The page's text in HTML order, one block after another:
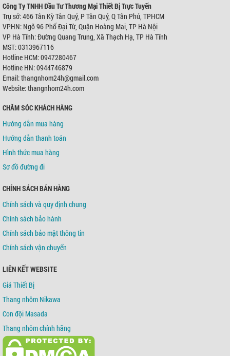
Công Ty TNHH Đầu Tư Thương Mại Thiết Bị Trực Tuyến
Trụ sở: 466 Tân Kỳ Tân Quý, P Tân Quý, Q Tân Phú, TPHCM
VPHN: Ngõ 96 Phố Đại Từ, Quận Hoàng Mai, TP Hà Nội
VP Hà Tĩnh: Đường Quang Trung, Xã Thạch Hạ, TP Hà Tĩnh
MST: 0313967116
Hotline HCM: 0947280467
Hotline HN: 0944746879
Email: thangnhom24h@gmail.com
Website: thangnhom24h.com
CHĂM SÓC KHÁCH HÀNG
Hướng dẫn mua hàng
Hướng dẫn thanh toán
Hình thức mua hàng
Sơ đồ đường đi
CHÍNH SÁCH BÁN HÀNG
Chính sách và quy định chung
Chính sách bảo hành
Chính sách bảo mật thông tin
Chính sách vận chuyển
LIÊN KẾT WEBSITE
Giá Thiết Bị
Thang nhôm Nikawa
Con đội Masada
Thang nhôm chính hãng